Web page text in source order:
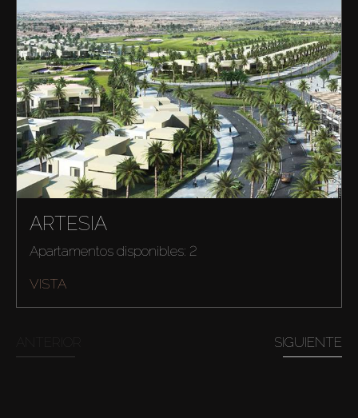
ARTESIA
Apartamentos disponibles: 2
VISTA
SIGUIENTE